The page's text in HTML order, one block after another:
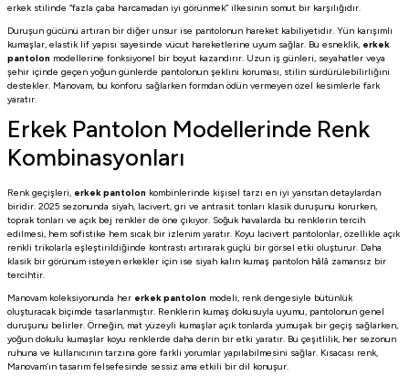
erkek stilinde “fazla çaba harcamadan iyi görünmek” ilkesinin somut bir karşılığıdır.
Duruşun gücünü artıran bir diğer unsur ise pantolonun hareket kabiliyetidir. Yün karışımlı
kumaşlar, elastik lif yapısı sayesinde vücut hareketlerine uyum sağlar. Bu esneklik, erkek
pantolon modellerine fonksiyonel bir boyut kazandırır. Uzun iş günleri, seyahatler veya
şehir içinde geçen yoğun günlerde pantolonun şeklini koruması, stilin sürdürülebilirliğini
destekler. Manovam, bu konforu sağlarken formdan ödün vermeyen özel kesimlerle fark
yaratır.
Erkek Pantolon Modellerinde Renk
Kombinasyonları
Renk geçişleri, erkek pantolon kombinlerinde kişisel tarzı en iyi yansıtan detaylardan
biridir. 2025 sezonunda siyah, lacivert, gri ve antrasit tonları klasik duruşunu korurken,
toprak tonları ve açık bej renkler de öne çıkıyor. Soğuk havalarda bu renklerin tercih
edilmesi, hem sofistike hem sıcak bir izlenim yaratır. Koyu lacivert pantolonlar, özellikle açık
renkli trikolarla eşleştirildiğinde kontrastı artırarak güçlü bir görsel etki oluşturur. Daha
klasik bir görünüm isteyen erkekler için ise siyah kalın kumaş pantolon hâlâ zamansız bir
tercihtir.
Manovam koleksiyonunda her erkek pantolon modeli, renk dengesiyle bütünlük
oluşturacak biçimde tasarlanmıştır. Renklerin kumaş dokusuyla uyumu, pantolonun genel
duruşunu belirler. Örneğin, mat yüzeyli kumaşlar açık tonlarda yumuşak bir geçiş sağlarken,
yoğun dokulu kumaşlar koyu renklerde daha derin bir etki yaratır. Bu çeşitlilik, her sezonun
ruhuna ve kullanıcının tarzına göre farklı yorumlar yapılabilmesini sağlar. Kısacası renk,
Manovam’ın tasarım felsefesinde sessiz ama etkili bir dil konuşur.